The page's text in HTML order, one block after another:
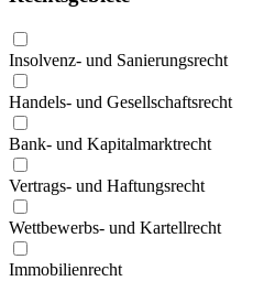
Insolvenz- und Sanierungsrecht
Handels- und Gesellschaftsrecht
Bank- und Kapitalmarktrecht
Vertrags- und Haftungsrecht
Wettbewerbs- und Kartellrecht
Immobilienrecht